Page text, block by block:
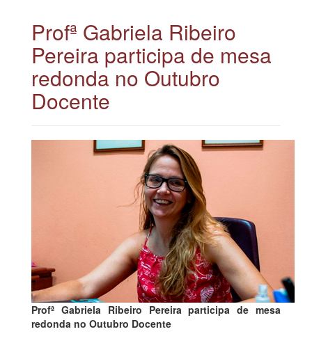
Profª Gabriela Ribeiro
Pereira participa de mesa
redonda no Outubro
Docente
Profª Gabriela Ribeiro Pereira participa de mesa
redonda no Outubro Docente